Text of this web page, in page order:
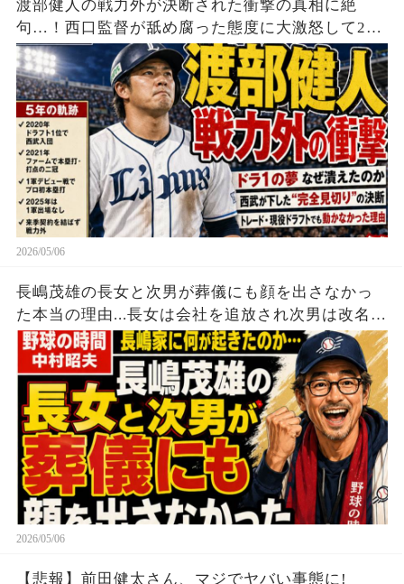
渡部健人の戦力外が決断された衝撃の真相に絶
句…！西口監督が舐め腐った態度に大激怒して2軍
幽閉、トレード・現役ドラフト要員でも他球団が
獲得拒否した真相が…【埼玉西武ライオンズ】
【プロ野球】【プロ野球】
2026/05/06
長嶋茂雄の長女と次男が葬儀にも顔を出さなかっ
た本当の理由...長女は会社を追放され次男は改名し
ていた...
2026/05/06
【悲報】前田健太さん、マジでヤバい事態に!